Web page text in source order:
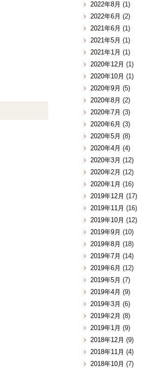
2022年8月 (1)
2022年6月 (2)
2021年6月 (1)
2021年5月 (1)
2021年1月 (1)
2020年12月 (1)
2020年10月 (1)
2020年9月 (5)
2020年8月 (2)
2020年7月 (3)
2020年6月 (3)
2020年5月 (8)
2020年4月 (4)
2020年3月 (12)
2020年2月 (12)
2020年1月 (16)
2019年12月 (17)
2019年11月 (16)
2019年10月 (12)
2019年9月 (10)
2019年8月 (18)
2019年7月 (14)
2019年6月 (12)
2019年5月 (7)
2019年4月 (9)
2019年3月 (6)
2019年2月 (8)
2019年1月 (9)
2018年12月 (9)
2018年11月 (4)
2018年10月 (7)